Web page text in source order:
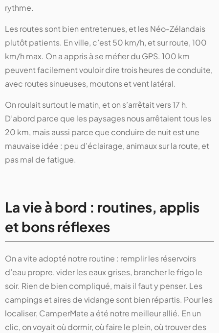
rythme.
Les routes sont bien entretenues, et les Néo-Zélandais
plutôt patients. En ville, c’est 50 km/h, et sur route, 100
km/h max. On a appris à se méfier du GPS. 100 km
peuvent facilement vouloir dire trois heures de conduite,
avec routes sinueuses, moutons et vent latéral.
On roulait surtout le matin, et on s’arrêtait vers 17 h.
D’abord parce que les paysages nous arrêtaient tous les
20 km, mais aussi parce que conduire de nuit est une
mauvaise idée : peu d’éclairage, animaux sur la route, et
pas mal de fatigue.
La vie à bord : routines, applis
et bons réflexes
On a vite adopté notre routine : remplir les réservoirs
d’eau propre, vider les eaux grises, brancher le frigo le
soir. Rien de bien compliqué, mais il faut y penser. Les
campings et aires de vidange sont bien répartis. Pour les
localiser, CamperMate a été notre meilleur allié. En un
clic, on voyait où dormir, où faire le plein, où trouver des